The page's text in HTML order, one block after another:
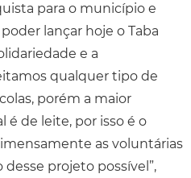
para o município e
lançar hoje o Taba
e a
qualquer tipo de
porém a maior
é de leite, por isso é o
as voluntárias
projeto possível”,